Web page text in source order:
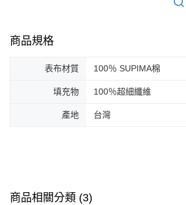
商品規格
表布材質 100％ SUPIMA棉
填充物 100％超細纖維
產地 台灣
商品相關分類 (3)